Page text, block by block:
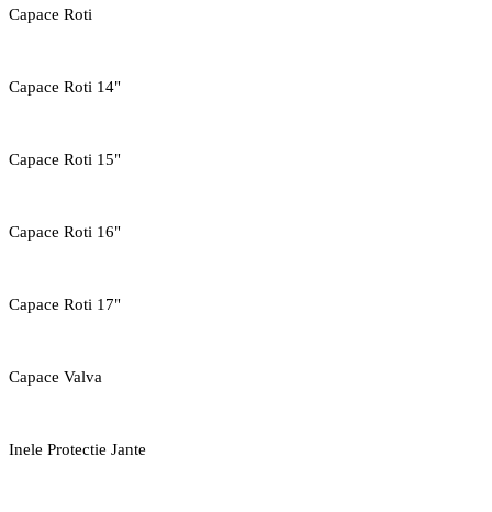
Capace Roti
Capace Roti 14"
Capace Roti 15"
Capace Roti 16"
Capace Roti 17"
Capace Valva
Inele Protectie Jante